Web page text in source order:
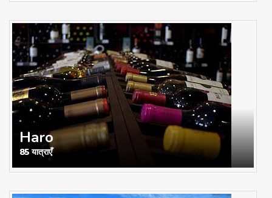
Haro
85 यात्राएँ